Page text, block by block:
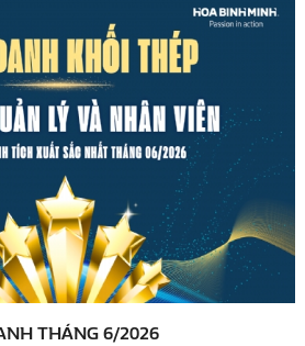
THÁNG 6/2026